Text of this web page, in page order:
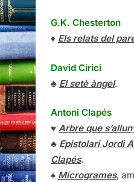
G.K. Chesterton
♦ Els relats del
David Cirici
♣ El setè àngel.
Antoni Clapés
♥ Arbre que
♣ Epistolari Jordi
Clapés.
♠ Microgrames,